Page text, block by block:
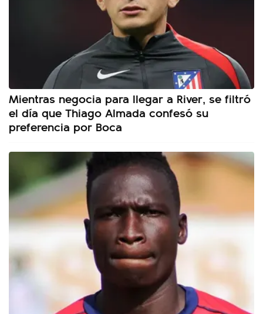
Mientras negocia para llegar a River, se filtró
el día que Thiago Almada confesó su
preferencia por Boca